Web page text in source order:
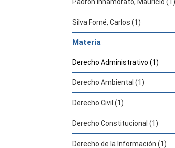
Padrón Innamorato, Mauricio (1)
Silva Forné, Carlos (1)
Materia
Derecho Administrativo (1)
Derecho Ambiental (1)
Derecho Civil (1)
Derecho Constitucional (1)
Derecho de la Información (1)